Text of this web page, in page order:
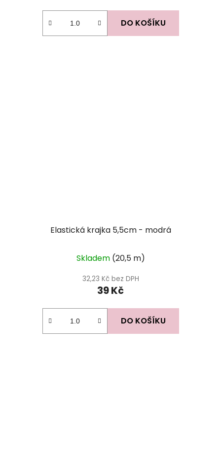
DO KOŠÍKU
Elastická krajka 5,5cm - modrá
Skladem (20,5 m)
32,23 Kč bez DPH
39 Kč
DO KOŠÍKU